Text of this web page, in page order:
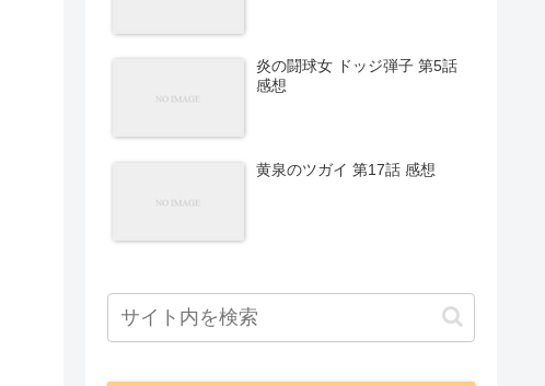
炎の闘球女 ドッジ弾子 第5話
感想
黄泉のツガイ 第17話 感想